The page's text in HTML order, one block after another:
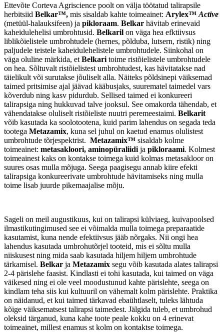
Ettevõte Corteva Agriscience poolt on välja töötatud talirapsile
herbitsiid Belkar™, mis sisaldab kahte toimeainet: Arylex™ Active
(metüül-halauksifeen) ja pikloraam. Belkar hävitab erinevaid
kaheidulehelisi umbrohtusid. Belkaril on väga hea efktiivsus
liblikõielistele umbrohtudele (hernes, põlduba, lutsern, ristik) ning
paljudele teistele kaheidulehelistele umbrohtudele. Siinkohal on
väga oluline märkida, et Belkari toime ristõielistele umbrohtudele
on hea. Sõltuvalt ristõielistest umbrohtudest, kas hävitatakse nad
täielikult või surutakse jõuliselt alla. Näiteks põldsinepi väiksemad
taimed pritsimise ajal jäävad kääbusjaks, suurematel taimedel vars
kõverdub ning kasv pidurdub. Sellised taimed ei konkureeri
talirapsiga ning hukkuvad talve jooksul. See omakorda tähendab, et
vähendatakse oluliselt ristõieliste nuutri peremeestaimi. Belkarit
võib kasutada ka soolotootena, kuid parim lahendus on segada teda
tootega Metazamix, kuna sel juhul on kaetud enamus olulistest
umbrohtude tõrjespektrist. Metazamix™ sisaldab kolme
toimeainet: metasakloori, aminopüraliidi ja pikloraami. Kolmest
toimeainest kaks on kontakse toimega kuid kolmas metasakloor on
suures osas mulla mõjuga. Seega paagisegu annab kiire efekti
talirapsiga konkureerivate umbrohtude hävitamiseks ning mulla
toime lisab juurde pikemaajalise mõju.
Sageli on meil augustikuus, kui on talirapsi külviaeg, kuivapoolsed
ilmastikutingimused see ei võimalda mulla toimega preparaatide
kasutamist, kuna nende efektiivsus jääb nõrgaks. Nii ongi hea
lahendus kasutada umbrohutõrjel tooteid, mis ei sõltu mulla
niiskusest ning mida saab kasutada hiljem hiljem umbrohtude
tärkamisel. Belkar ja Metazamix segu võib kasutada alates talirapsi
2-4 pärislehe faasist. Kindlasti ei tohi kasutada, kui taimed on väga
väikesed ning ei ole veel moodustunud kahte pärislehte, seega on
kindlam teha siis kui kultuuril on vähemalt kolm pärislehte. Praktika
on näidanud, et kui taimed tärkavad ebaühtlaselt, tuleks lähtuda
kõige väiksematsest talirapsi taimedest. Jälgida tuleb, et umbrohud
oleksid tärganud, kuna kahe toote peale kokku on 4 erinevat
toimeainet, millest enamus st kolm on kontaktse toimega.